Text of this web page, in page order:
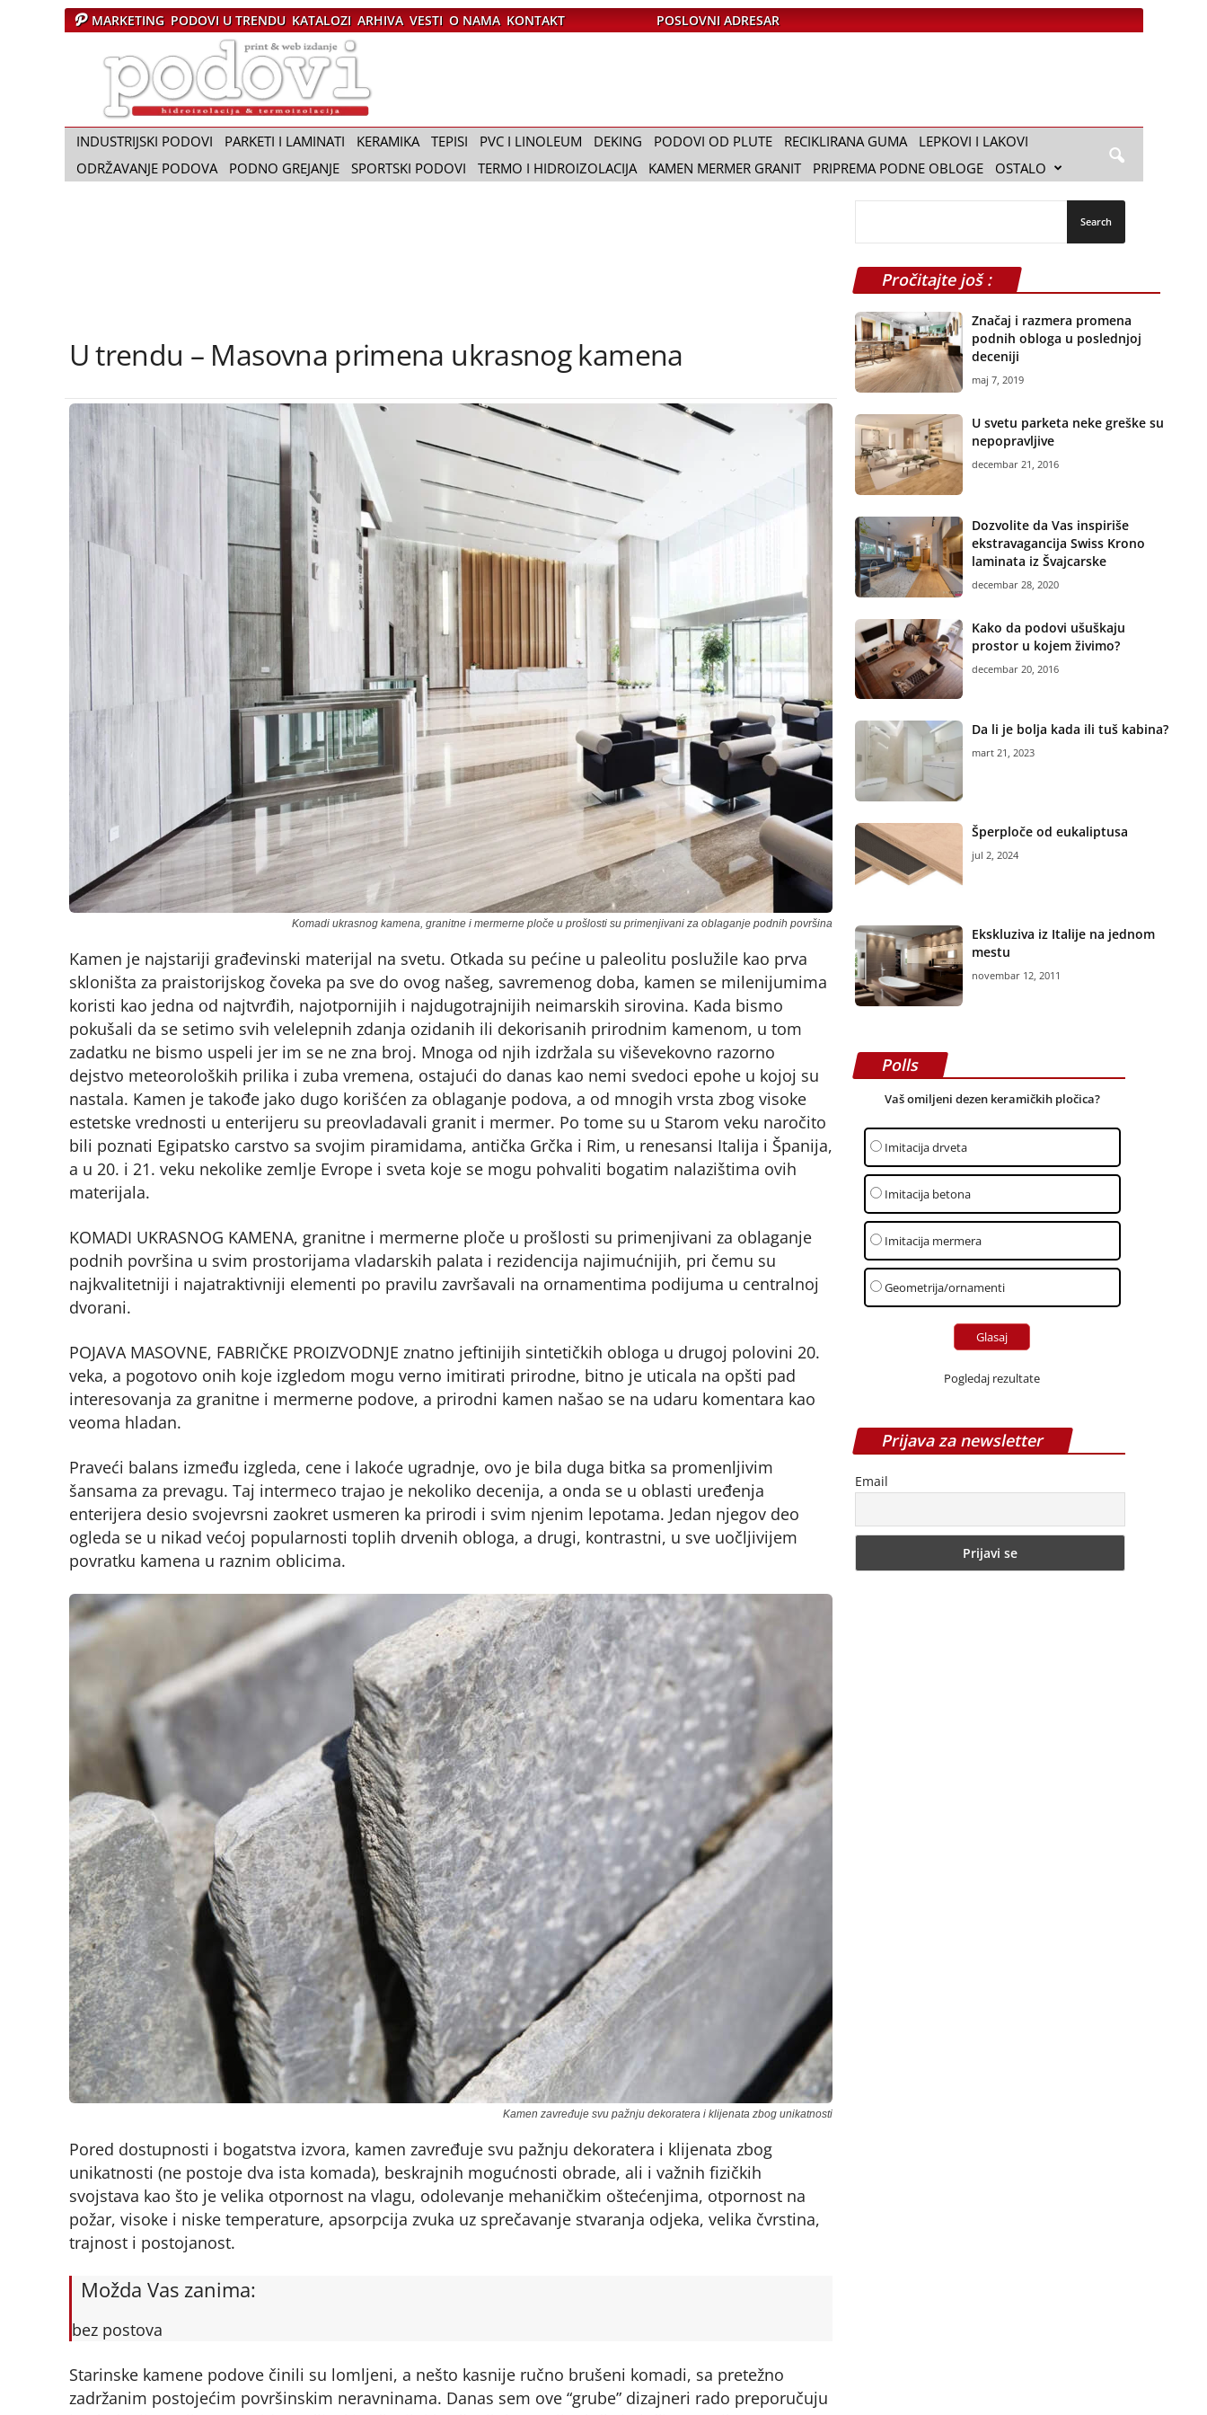
MARKETING PODOVI U TRENDU KATALOZI ARHIVA VESTI O NAMA KONTAKT POSLOVNI ADRESAR
a
p
i
P
INDUSTRIJSKI PODOVI PARKETI I LAMINATI KERAMIKA TEPISI PVC I LINOLEUM DEKING PODOVI OD PLUTE RECIKLIRANA GUMA
LEPKOVI I LAKOVI
ODRŽAVANJE PODOVA
PODNO GREJANJE SPORTSKI PODOVI TERMO I HIDROIZOLACIJA KAMEN MERMER GRANIT PRIPREMA PODNE OBLOGE OSTALO
U trendu – Masovna primena ukrasnog kamena
Komadi ukrasnog kamena, granitne i mermerne ploče u prošlosti su primenjivani za oblaganje podnih površina
Kamen je najstariji građevinski materijal na svetu. Otkada su pećine u paleolitu poslužile kao prva
skloništa za praistorijskog čoveka pa sve do ovog našeg, savremenog doba, kamen se milenijumima
koristi kao jedna od najtvrđih, najotpornijih i najdugotrajnijih neimarskih sirovina. Kada bismo
pokušali da se setimo svih velelepnih zdanja ozidanih ili dekorisanih prirodnim kamenom, u tom
zadatku ne bismo uspeli jer im se ne zna broj. Mnoga od njih izdržala su viševekovno razorno
dejstvo meteoroloških prilika i zuba vremena, ostajući do danas kao nemi svedoci epohe u kojoj su
nastala. Kamen je takođe jako dugo korišćen za oblaganje podova, a od mnogih vrsta zbog visoke
estetske vrednosti u enterijeru su preovladavali granit i mermer. Po tome su u Starom veku naročito
bili poznati Egipatsko carstvo sa svojim piramidama, antička Grčka i Rim, u renesansi Italija i Španija,
a u 20. i 21. veku nekolike zemlje Evrope i sveta koje se mogu pohvaliti bogatim nalazištima ovih
materijala.
KOMADI UKRASNOG KAMENA, granitne i mermerne ploče u prošlosti su primenjivani za oblaganje
podnih površina u svim prostorijama vladarskih palata i rezidencija najimućnijih, pri čemu su
najkvalitetniji i najatraktivniji elementi po pravilu završavali na ornamentima podijuma u centralnoj
dvorani.
POJAVA MASOVNE, FABRIČKE PROIZVODNJE znatno jeftinijih sintetičkih obloga u drugoj polovini 20.
veka, a pogotovo onih koje izgledom mogu verno imitirati prirodne, bitno je uticala na opšti pad
interesovanja za granitne i mermerne podove, a prirodni kamen našao se na udaru komentara kao
veoma hladan.
Praveći balans između izgleda, cene i lakoće ugradnje, ovo je bila duga bitka sa promenljivim
šansama za prevagu. Taj intermeco trajao je nekoliko decenija, a onda se u oblasti uređenja
enterijera desio svojevrsni zaokret usmeren ka prirodi i svim njenim lepotama. Jedan njegov deo
ogleda se u nikad većoj popularnosti toplih drvenih obloga, a drugi, kontrastni, u sve uočljivijem
povratku kamena u raznim oblicima.
Kamen zavređuje svu pažnju dekoratera i klijenata zbog unikatnosti
Pored dostupnosti i bogatstva izvora, kamen zavređuje svu pažnju dekoratera i klijenata zbog
unikatnosti (ne postoje dva ista komada), beskrajnih mogućnosti obrade, ali i važnih fizičkih
svojstava kao što je velika otpornost na vlagu, odolevanje mehaničkim oštećenjima, otpornost na
požar, visoke i niske temperature, apsorpcija zvuka uz sprečavanje stvaranja odjeka, velika čvrstina,
trajnost i postojanost.
Možda Vas zanima:
bez postova
Starinske kamene podove činili su lomljeni, a nešto kasnije ručno brušeni komadi, sa pretežno
zadržanim postojećim površinskim neravninama. Danas sem ove “grube” dizajneri rado preporučuju
Pročitajte još :
Značaj i razmera promena
podnih obloga u poslednjoj
deceniji
maj 7, 2019
U svetu parketa neke greške su
nepopravljive
decembar 21, 2016
Dozvolite da Vas inspiriše
ekstravagancija Swiss Krono
laminata iz Švajcarske
decembar 28, 2020
Kako da podovi ušuškaju
prostor u kojem živimo?
decembar 20, 2016
Da li je bolja kada ili tuš kabina?
mart 21, 2023
Šperploče od eukaliptusa
jul 2, 2024
Ekskluziva iz Italije na jednom
mestu
novembar 12, 2011
Polls
Vaš omiljeni dezen keramičkih pločica?
Imitacija drveta
Imitacija betona
Imitacija mermera
Geometrija/ornamenti
Pogledaj rezultate
Prijava za newsletter
Email